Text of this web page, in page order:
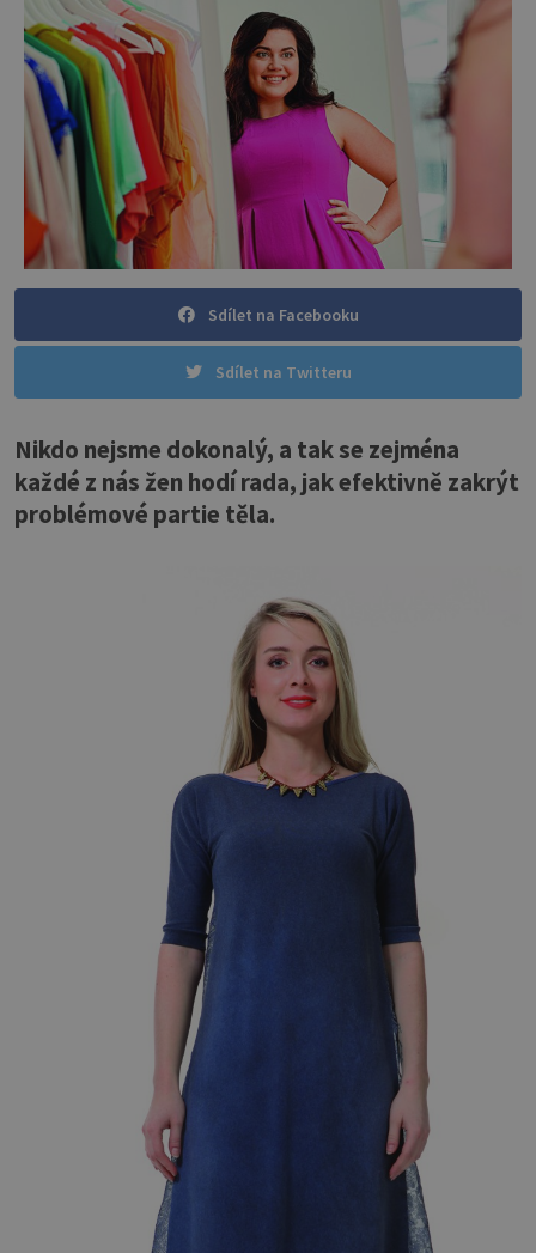
Sdílet na Facebooku
Sdílet na Twitteru
Nikdo nejsme dokonalý, a tak se zejména
každé z nás žen hodí rada, jak efektivně zakrýt
problémové partie těla.